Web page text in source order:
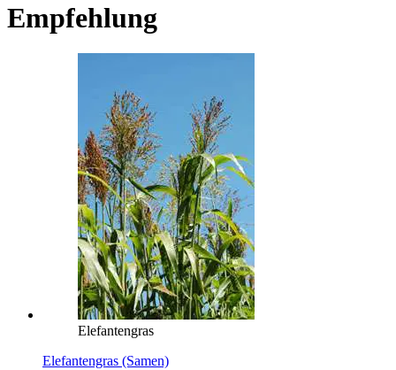
Empfehlung
Elefantengras
Elefantengras (Samen)